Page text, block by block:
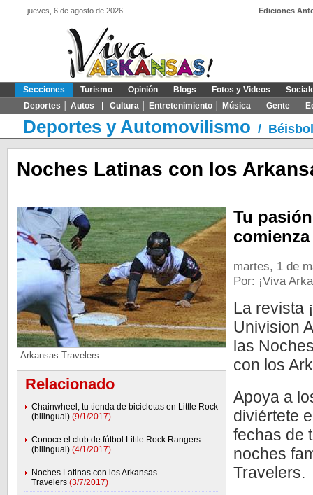
jueves, 6 de agosto de 2026 Ediciones
Secciones
Deportes │ Autos
Cultura │ Entretenimiento │ Música Gente
Turismo Opinión Blogs Fotos y Videos
Deportes y Automovilismo / Béisbol
Noches Latinas con los
Arkansas Travelers
Relacionado
Chainwheel, tu tienda de bicicletas en Little Rock
(bilingual) (9/1/2017)
Conoce el club de fútbol Little Rock Rangers
(bilingual) (4/1/2017)
Noches Latinas con los Arkansas
Travelers (3/7/2017)
Tu
martes, 1 de
Por: ¡Viva
La revista
Univision
las
con los
Apoya a
diviértete
fechas de
noches
Travelers.